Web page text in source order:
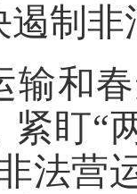
遏制
输和
紧盯“
法营